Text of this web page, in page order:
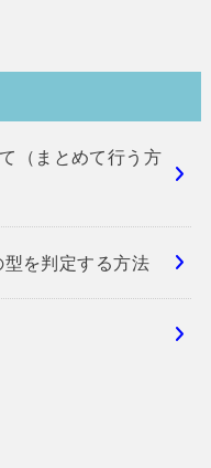
（まとめて行う方
型を判定する方法